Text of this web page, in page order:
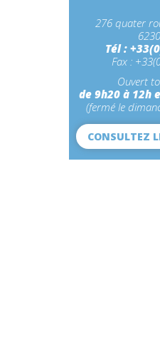
276 quater
Tél :
Fax :
Ouvert
de 9h20 à 12h
(fermé le
CONSULTEZ